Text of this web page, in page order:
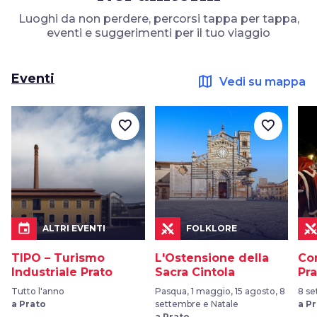
Luoghi da non perdere, percorsi tappa per tappa,
eventi e suggerimenti per il tuo viaggio
Eventi map Vedi su mappa
event ALTRI EVENTI
TIPO – Turismo
Industriale Prato
Tutto l'anno
a Prato
favorite_border
FOLKLORE
L'Ostensione della
Sacra Cintola
Pasqua, 1 maggio, 15 agosto, 8
settembre e Natale
favorite_border
8
a